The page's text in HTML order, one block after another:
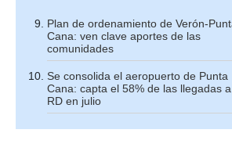
Plan de ordenamiento de Verón-
Cana: ven clave aportes de las
comunidades
Se consolida el aeropuerto de Punta
Cana: capta el 58% de las llegadas a
RD en julio